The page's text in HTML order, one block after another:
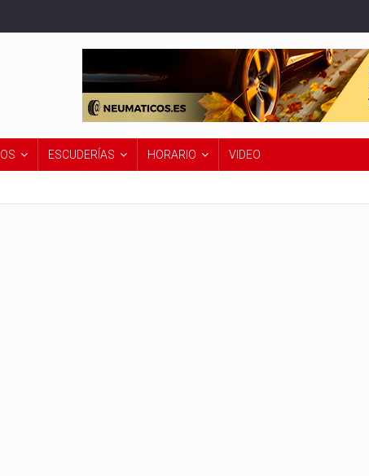
ESCUDERÍAS HORARIO VIDEO